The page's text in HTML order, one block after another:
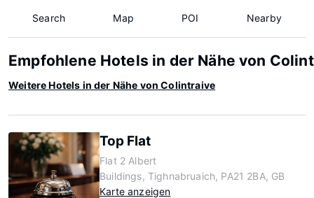
Search Map POI Nearby
Empfohlene Hotels in der Nähe von
Weitere Hotels in der Nähe von Colintraive
Top Flat
Flat 2 Albert
Buildings, Tighnabruaich, PA21 2BA, GB
Karte anzeigen